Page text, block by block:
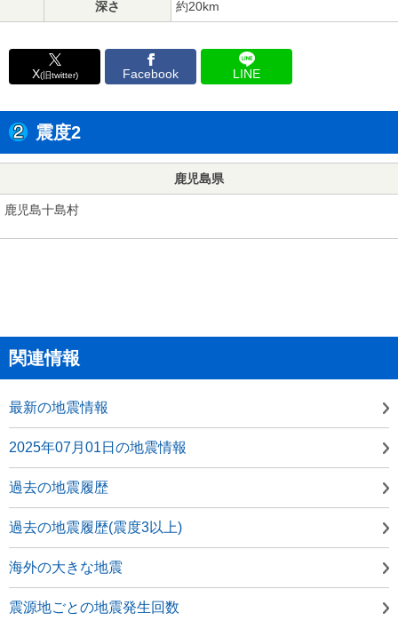
深さ 約20km
X(旧twitter) Facebook LINE
震度2
鹿児島県
鹿児島十島村
関連情報
最新の地震情報
2025年07月01日の地震情報
過去の地震履歴
過去の地震履歴(震度3以上)
海外の大きな地震
震源地ごとの地震発生回数